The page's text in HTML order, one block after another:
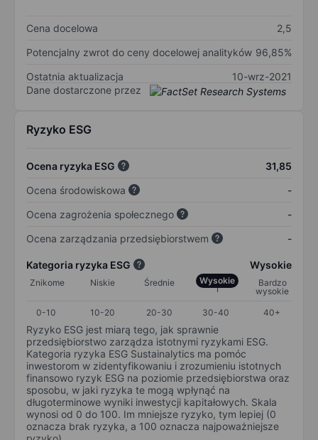
Cena docelowa
2,5
Potencjalny zwrot do ceny docelowej analityków 96,85%
Ostatnia aktualizacja
10-wrz-2021
Dane dostarczone przez
Ryzyko ESG
Ocena ryzyka ESG
31,85
Ocena środowiskowa
-
Ocena zagrożenia społecznego
-
Ocena zarządzania przedsiębiorstwem
-
Kategoria ryzyka ESG Wysokie
Znikome Niskie Średnie Wysokie
Bardzo
wysokie
0-10
10-20 20-30 30-40 40+
Ryzyko ESG jest miarą tego, jak sprawnie
przedsiębiorstwo zarządza istotnymi ryzykami ESG.
Kategoria ryzyka ESG Sustainalytics ma pomóc
inwestorom w zidentyfikowaniu i zrozumieniu istotnych
finansowo ryzyk ESG na poziomie przedsiębiorstwa oraz
sposobu, w jaki ryzyka te mogą wpłynąć na
długoterminowe wyniki inwestycji kapitałowych. Skala
wynosi od 0 do 100. Im mniejsze ryzyko, tym lepiej (0
oznacza brak ryzyka, a 100 oznacza najpoważniejsze